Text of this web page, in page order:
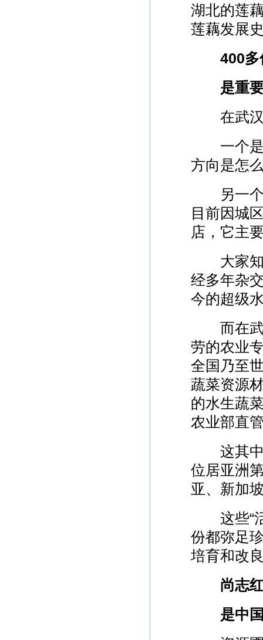
湖北的莲
莲藕发展
400多
是重要
在武汉
一个是
方向是怎
另一个
目前因城
店，它主
大家知
经多年杂
今的超级
而在武
劳的农业
全国乃至
蔬菜资源
的水生蔬
农业部直
这其中
位居亚洲
亚、新加
这些“活
份都弥足
培育和改
尚志
是中国